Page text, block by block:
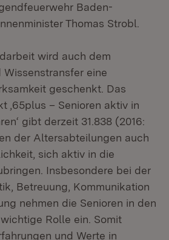
Baden-
Thomas Strobl.
wird auch dem
eine
geschenkt. Das
‚65plus – Senioren aktiv in
gibt derzeit 31.838 (2016:
der Altersabteilungen auch
sich aktiv in die
Insbesondere bei der
Betreuung, Kommunikation
nehmen die Senioren in den
Rolle ein. Somit
und Werte in